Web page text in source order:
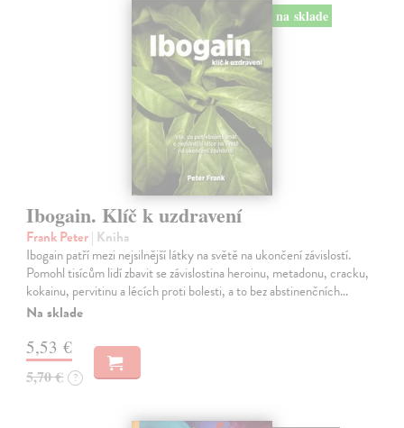
na sklade
Ibogain. Klíč k uzdravení
Frank Peter| Kniha
Ibogain patří mezi nejsilnější látky na světě na ukončení závislostí.
Pomohl tisícům lidí zbavit se závislostina heroinu, metadonu, cracku,
kokainu, pervitinu a lécích proti bolesti, a to bez abstinenčních…
Na sklade
5,53 €
5,70 € ?